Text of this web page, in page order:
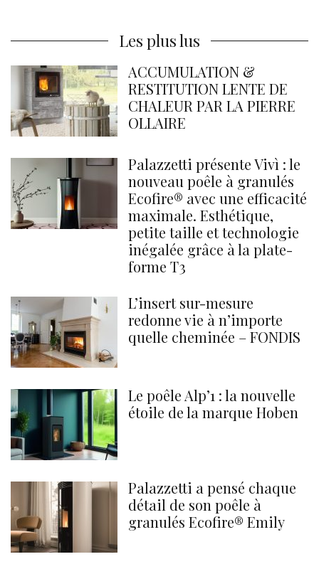
Les plus lus
ACCUMULATION &
RESTITUTION LENTE DE
CHALEUR PAR LA PIERRE
OLLAIRE
Palazzetti présente Vivì : le
nouveau poêle à granulés
Ecofire® avec une efficacité
maximale. Esthétique,
petite taille et technologie
inégalée grâce à la plate-
forme T3
L’insert sur-mesure
redonne vie à n’importe
quelle cheminée – FONDIS
Le poêle Alp’1 : la nouvelle
étoile de la marque Hoben
Palazzetti a pensé chaque
détail de son poêle à
granulés Ecofire® Emily